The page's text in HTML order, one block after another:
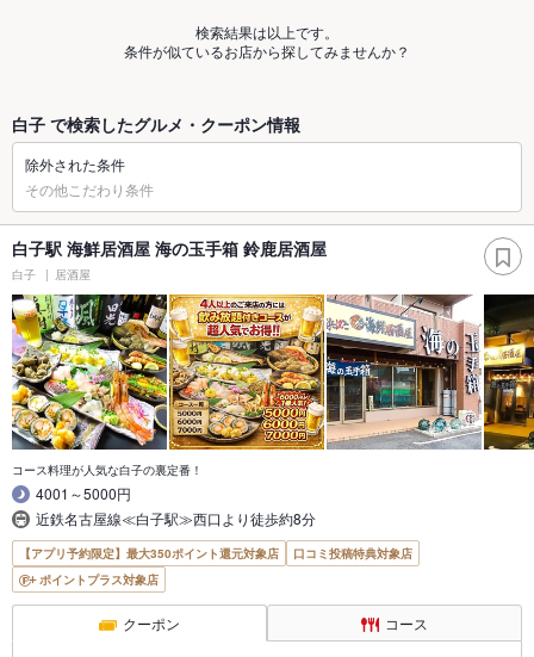
検索結果は以上です。
条件が似ているお店から探してみませんか？
白子 で検索したグルメ・クーポン情報
除外された条件
その他こだわり条件
白子駅 海鮮居酒屋 海の玉手箱 鈴鹿居酒屋
白子 居酒屋
コース料理が人気な白子の裏定番！
4001～5000円
近鉄名古屋線≪白子駅≫西口より徒歩約8分
【アプリ予約限定】最大350ポイント還元対象店
口コミ投稿特典対象店
ポイントプラス対象店
クーポン コース